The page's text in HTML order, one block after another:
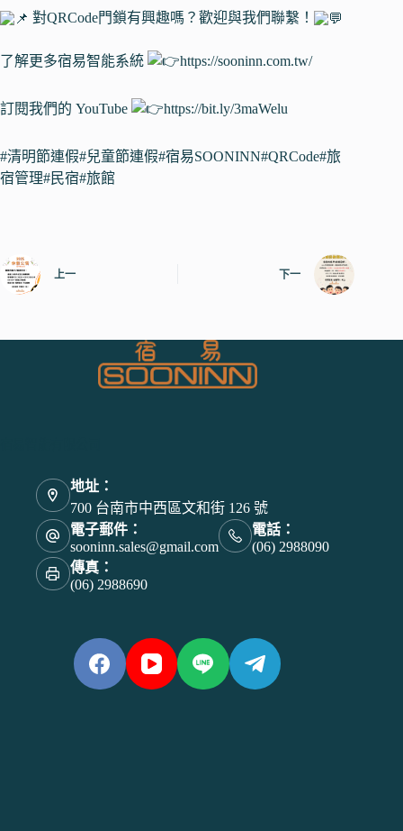
對QRCode門鎖有興趣嗎？歡迎與我們聯繫！
了解更多宿易智能系統 https://sooninn.com.tw/
訂閱我們的 YouTube https://bit.ly/3maWelu
#清明節連假#兒童節連假#宿易SOONINN#QRCode#旅
宿管理#民宿#旅館
上一 下一
地址：
700 台南市中西區文和街 126 號
電子郵件：
sooninn.sales@gmail.com
電話：
(06) 2988090
傳真：
(06) 2988690